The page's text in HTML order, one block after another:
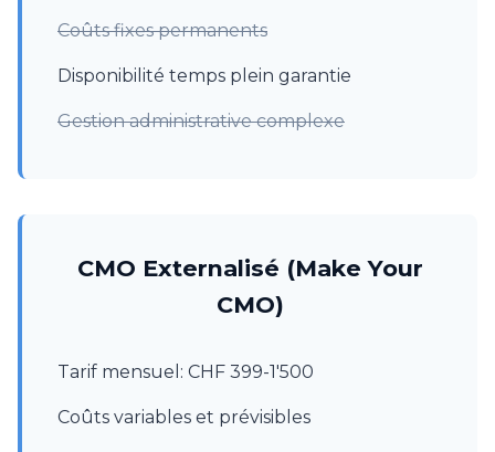
Coûts fixes permanents
Disponibilité temps plein garantie
Gestion administrative complexe
CMO Externalisé (Make Your
CMO)
Tarif mensuel: CHF 399-1'500
Coûts variables et prévisibles